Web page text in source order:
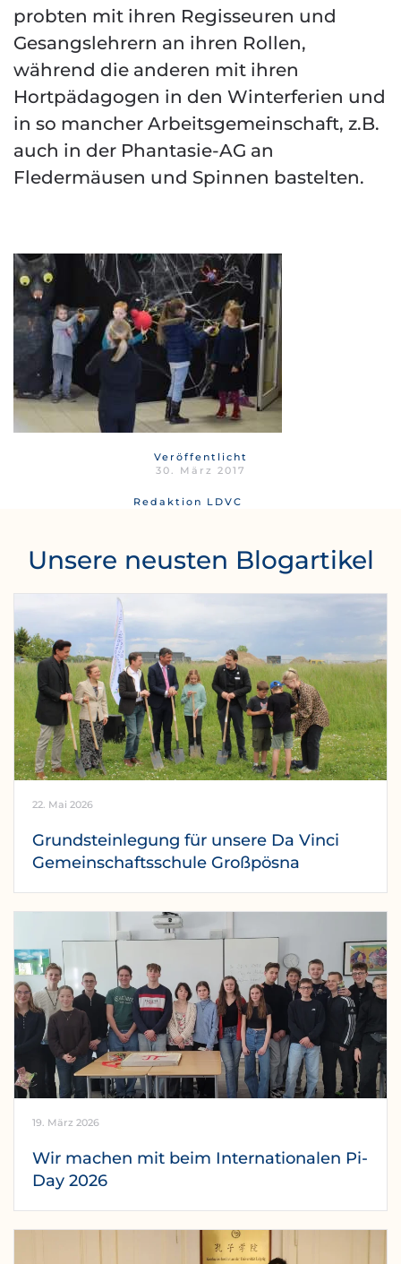
probten mit ihren Regisseuren und
Gesangslehrern an ihren Rollen,
während die anderen mit ihren
Hortpädagogen in den Winterferien und
in so mancher Arbeitsgemeinschaft, z.B.
auch in der Phantasie-AG an
Fledermäusen und Spinnen bastelten.
Veröffentlicht
30. März 2017
Redaktion LDVC
Unsere neusten Blogartikel
22. Mai 2026
Grundsteinlegung für unsere Da Vinci
Gemeinschaftsschule Großpösna
19. März 2026
Wir machen mit beim Internationalen Pi-
Day 2026